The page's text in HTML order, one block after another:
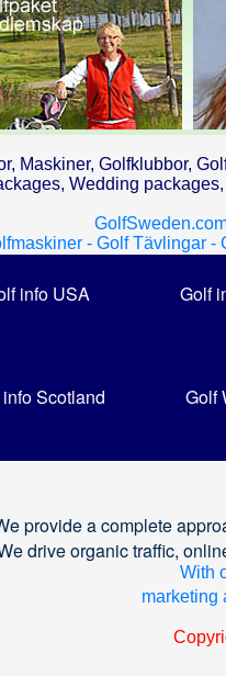
Maskiner, Golfklubbor,
Wedding
- Golf Tävlingar -
info USA Golf
Scotland Golf
provide a complete
drive organic traffic,
With
marketing